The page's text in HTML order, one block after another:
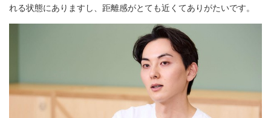
れる状態にありますし、距離感がとても近くてありがたいです。